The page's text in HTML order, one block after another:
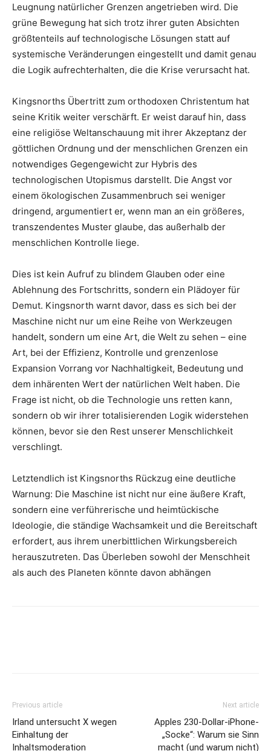
Leugnung natürlicher Grenzen angetrieben wird. Die
grüne Bewegung hat sich trotz ihrer guten Absichten
größtenteils auf technologische Lösungen statt auf
systemische Veränderungen eingestellt und damit genau
die Logik aufrechterhalten, die die Krise verursacht hat.
Kingsnorths Übertritt zum orthodoxen Christentum hat
seine Kritik weiter verschärft. Er weist darauf hin, dass
eine religiöse Weltanschauung mit ihrer Akzeptanz der
göttlichen Ordnung und der menschlichen Grenzen ein
notwendiges Gegengewicht zur Hybris des
technologischen Utopismus darstellt. Die Angst vor
einem ökologischen Zusammenbruch sei weniger
dringend, argumentiert er, wenn man an ein größeres,
transzendentes Muster glaube, das außerhalb der
menschlichen Kontrolle liege.
Dies ist kein Aufruf zu blindem Glauben oder eine
Ablehnung des Fortschritts, sondern ein Plädoyer für
Demut. Kingsnorth warnt davor, dass es sich bei der
Maschine nicht nur um eine Reihe von Werkzeugen
handelt, sondern um eine Art, die Welt zu sehen – eine
Art, bei der Effizienz, Kontrolle und grenzenlose
Expansion Vorrang vor Nachhaltigkeit, Bedeutung und
dem inhärenten Wert der natürlichen Welt haben. Die
Frage ist nicht, ob die Technologie uns retten kann,
sondern ob wir ihrer totalisierenden Logik widerstehen
können, bevor sie den Rest unserer Menschlichkeit
verschlingt.
Letztendlich ist Kingsnorths Rückzug eine deutliche
Warnung: Die Maschine ist nicht nur eine äußere Kraft,
sondern eine verführerische und heimtückische
Ideologie, die ständige Wachsamkeit und die Bereitschaft
erfordert, aus ihrem unerbittlichen Wirkungsbereich
herauszutreten. Das Überleben sowohl der Menschheit
als auch des Planeten könnte davon abhängen
Previous article
Irland untersucht X wegen
Einhaltung der
Inhaltsmoderation
Next article
Apples 230-Dollar-iPhone-
„Socke“: Warum sie Sinn
macht (und warum nicht)